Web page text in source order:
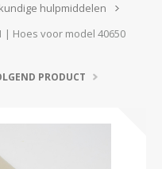
hulpmiddelen
| Hoes voor model 40650
PRODUCT